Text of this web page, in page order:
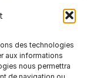
des technologies
aux informations
nous permettra